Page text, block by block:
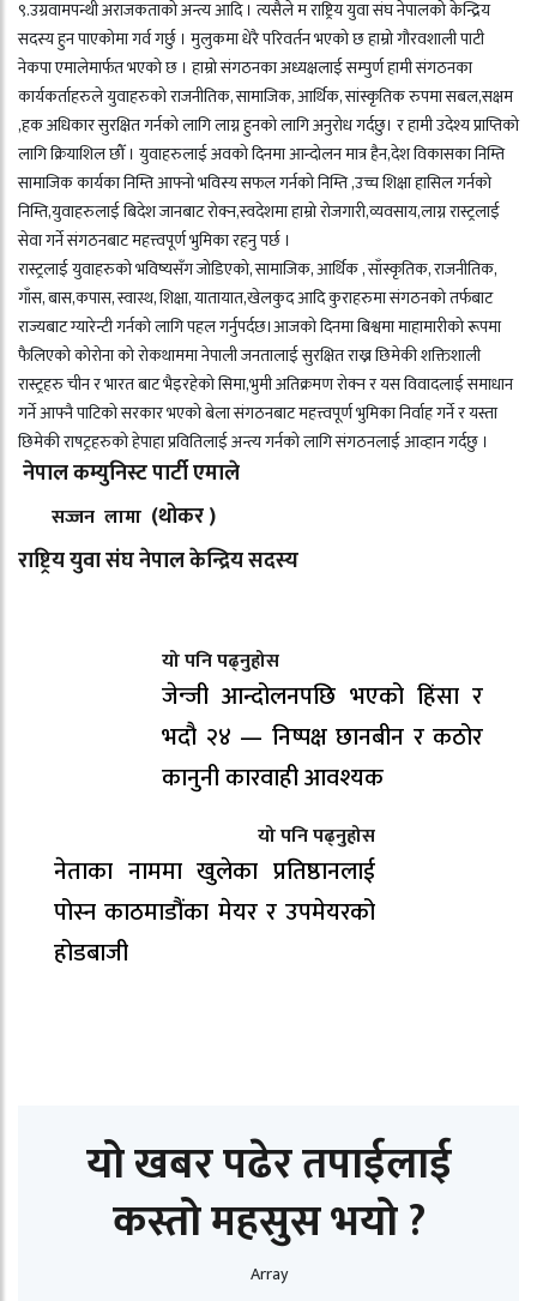
९.उग्रवामपन्थी अराजकताको अन्त्य आदि । त्यसैले म राष्ट्रिय युवा संघ नेपालको केन्द्रिय
सदस्य हुन पाएकोमा गर्व गर्छु । मुलुकमा धेरै परिवर्तन भएको छ हाम्रो गौरवशाली पाटी
नेकपा एमालेमार्फत भएको छ । हाम्रो संगठनका अध्यक्षलाई सम्पुर्ण हामी संगठनका
कार्यकर्ताहरुले युवाहरुको राजनीतिक, सामाजिक, आर्थिक, सांस्कृतिक रुपमा सबल,सक्षम
,हक अधिकार सुरक्षित गर्नको लागि लाग्न हुनको लागि अनुरोध गर्दछु। र हामी उदेश्य प्राप्तिको
लागि क्रियाशिल छौँ । युवाहरुलाई अवको दिनमा आन्दोलन मात्र हैन,देश विकासका निम्ति
सामाजिक कार्यका निम्ति आफ्नो भविस्य सफल गर्नको निम्ति ,उच्च शिक्षा हासिल गर्नको
निम्ति,युवाहरुलाई बिदेश जानबाट रोक्न,स्वदेशमा हाम्रो रोजगारी,व्यवसाय,लाग्न रास्ट्रलाई
सेवा गर्ने संगठनबाट महत्त्वपूर्ण भुमिका रहनु पर्छ ।
रास्ट्रलाई युवाहरुको भविष्यसँग जोडिएको, सामाजिक, आर्थिक , साँस्कृतिक, राजनीतिक,
गाँस, बास,कपास, स्वास्थ, शिक्षा, यातायात,खेलकुद आदि कुराहरुमा संगठनको तर्फबाट
राज्यबाट ग्यारेन्टी गर्नको लागि पहल गर्नुपर्दछ।आजको दिनमा बिश्वमा माहामारीको रूपमा
फैलिएको कोरोना को रोकथाममा नेपाली जनतालाई सुरक्षित राख्न छिमेकी शक्तिशाली
रास्ट्रहरु चीन र भारत बाट भैइरहेको सिमा,भुमी अतिक्रमण रोक्न र यस विवादलाई समाधान
गर्ने आफ्नै पाटिको सरकार भएको बेला संगठनबाट महत्त्वपूर्ण भुमिका निर्वाह गर्ने र यस्ता
छिमेकी राषट्रहरुको हेपाहा प्रवितिलाई अन्त्य गर्नको लागि संगठनलाई आव्हान गर्दछु ।
नेपाल कम्युनिस्ट पार्टी एमाले
सज्जन लामा (थोकर )
राष्ट्रिय युवा संघ नेपाल केन्द्रिय सदस्य
यो पनि पढ्नुहोस
जेन्जी आन्दोलनपछि भएको हिंसा र
भदौ २४ — निष्पक्ष छानबीन र कठोर
कानुनी कारवाही आवश्यक
यो पनि पढ्नुहोस
नेताका नाममा खुलेका प्रतिष्ठानलाई
पोस्न काठमाडौंका मेयर र उपमेयरको
होडबाजी
यो खबर पढेर तपाईलाई
कस्तो महसुस भयो ?
Array